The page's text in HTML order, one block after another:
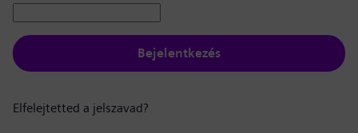
Bejelentkezés
Elfelejtetted a jelszavad?